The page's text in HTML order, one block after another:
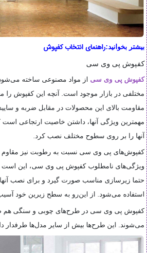
بیشتر بخوانید:راهنمای انتخاب کفپوش
کفپوش پی وی سی
کفپوش پی وی سی از مواد مصنوعی ساخته
مختلفی در بازار موجود است. آنچه این کفپوش
مقاومت بالای این محصولات در مقابل ضربه و
مهمترین ویژگی آنها، داشتن خاصیت ارتجاعی
آنها را بر روی سطوح مختلف نصب کرد.
کفپوش‌های پی وی سی نسبت به رطوبت نیز مقاوم
ویژگی‌های نامطلوب کفپوش پی وی سی، این است
حتما زیرسازی مناسب صورت گیرد و برای نصب
استفاده می‌شود. از این‌رو به سطح زیرین خود
کفپوش‌ پی وی سی در طرح‌های چوبی و سنگی هم
می‌شوند. این طرح‌ها بیش از سایر مدل‌ها طرفدار